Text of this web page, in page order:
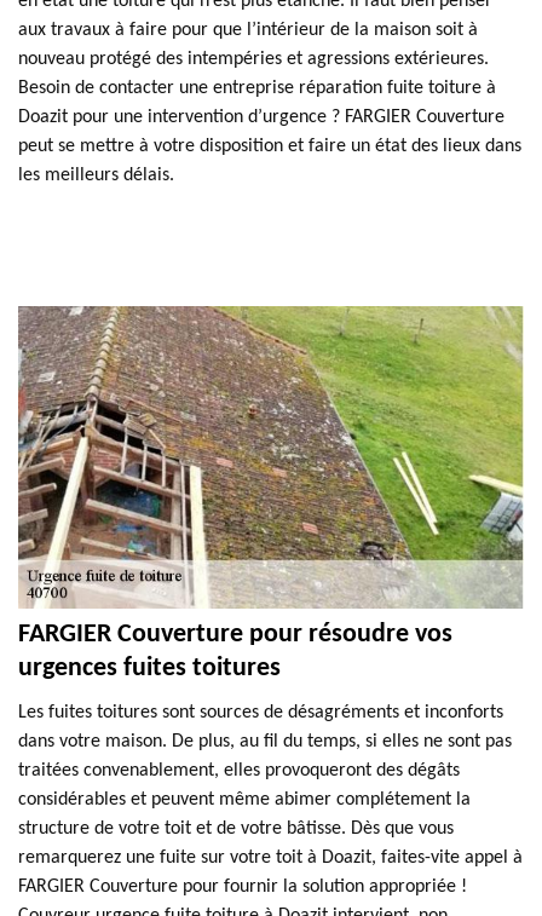
aux travaux à faire pour que l’intérieur de la maison soit à
nouveau protégé des intempéries et agressions extérieures.
Besoin de contacter une entreprise réparation fuite toiture à
Doazit pour une intervention d’urgence ? FARGIER Couverture
peut se mettre à votre disposition et faire un état des lieux dans
les meilleurs délais.
FARGIER Couverture pour résoudre vos
urgences fuites toitures
Les fuites toitures sont sources de désagréments et inconforts
dans votre maison. De plus, au fil du temps, si elles ne sont pas
traitées convenablement, elles provoqueront des dégâts
considérables et peuvent même abimer complétement la
structure de votre toit et de votre bâtisse. Dès que vous
remarquerez une fuite sur votre toit à Doazit, faites-vite appel à
FARGIER Couverture pour fournir la solution appropriée !